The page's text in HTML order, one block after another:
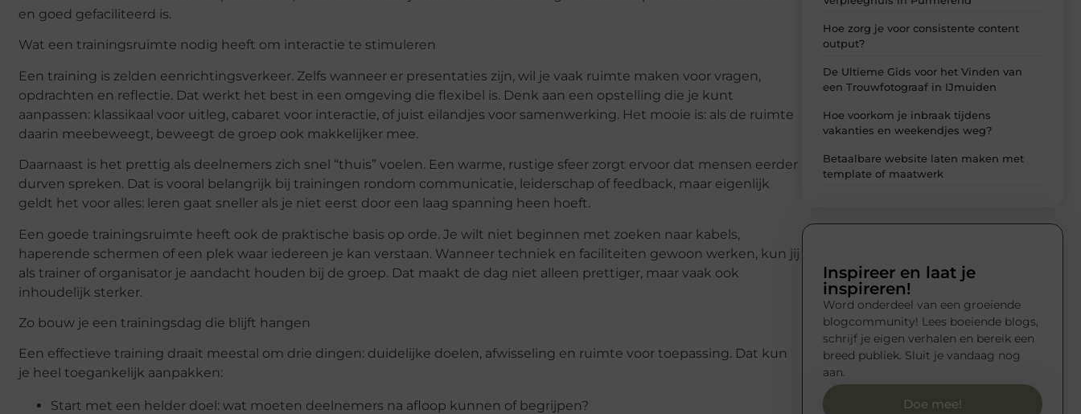
en goed gefaciliteerd is.
Wat een trainingsruimte nodig heeft om interactie te stimuleren
Een training is zelden eenrichtingsverkeer. Zelfs wanneer er presentaties zijn, wil je vaak ruimte maken voor vragen,
opdrachten en reflectie. Dat werkt het best in een omgeving die flexibel is. Denk aan een opstelling die je kunt
aanpassen: klassikaal voor uitleg, cabaret voor interactie, of juist eilandjes voor samenwerking. Het mooie is: als de ruimte
daarin meebeweegt, beweegt de groep ook makkelijker mee.
Daarnaast is het prettig als deelnemers zich snel “thuis” voelen. Een warme, rustige sfeer zorgt ervoor dat mensen eerder
durven spreken. Dat is vooral belangrijk bij trainingen rondom communicatie, leiderschap of feedback, maar eigenlijk
geldt het voor alles: leren gaat sneller als je niet eerst door een laag spanning heen hoeft.
Een goede trainingsruimte heeft ook de praktische basis op orde. Je wilt niet beginnen met zoeken naar kabels,
haperende schermen of een plek waar iedereen je kan verstaan. Wanneer techniek en faciliteiten gewoon werken, kun jij
als trainer of organisator je aandacht houden bij de groep. Dat maakt de dag niet alleen prettiger, maar vaak ook
inhoudelijk sterker.
Zo bouw je een trainingsdag die blijft hangen
Een effectieve training draait meestal om drie dingen: duidelijke doelen, afwisseling en ruimte voor toepassing. Dat kun
je heel toegankelijk aanpakken:
Start met een helder doel: wat moeten deelnemers na afloop kunnen of begrijpen?
Hoe zorg je voor consistente content
output?
De Ultieme Gids voor het Vinden van
een Trouwfotograaf in IJmuiden
Hoe voorkom je inbraak tijdens
vakanties en weekendjes weg?
Betaalbare website laten maken met
template of maatwerk
Inspireer en laat je
inspireren!
Word onderdeel van een groeiende
blogcommunity! Lees boeiende blogs,
schrijf je eigen verhalen en bereik een
breed publiek. Sluit je vandaag nog
aan.
Doe mee!